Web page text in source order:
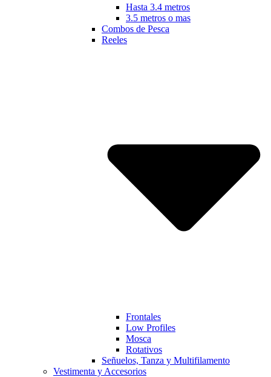
Hasta 3.4 metros
3.5 metros o mas
Combos de Pesca
Reeles
Frontales
Low Profiles
Mosca
Rotativos
Señuelos, Tanza y Multifilamento
Vestimenta y Accesorios